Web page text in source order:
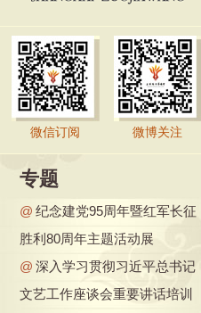
微信订阅 微博关注
专题
@ 纪念建党95周年暨红军长征
胜利80周年主题活动展
@ 深入学习贯彻习近平总书记
文艺工作座谈会重要讲话培训